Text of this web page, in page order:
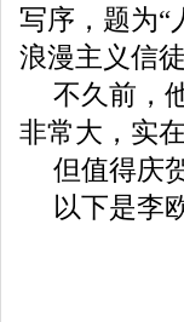
写序，题为“
浪漫主义信
不久前，
非常大，实
但值得庆
以下是李